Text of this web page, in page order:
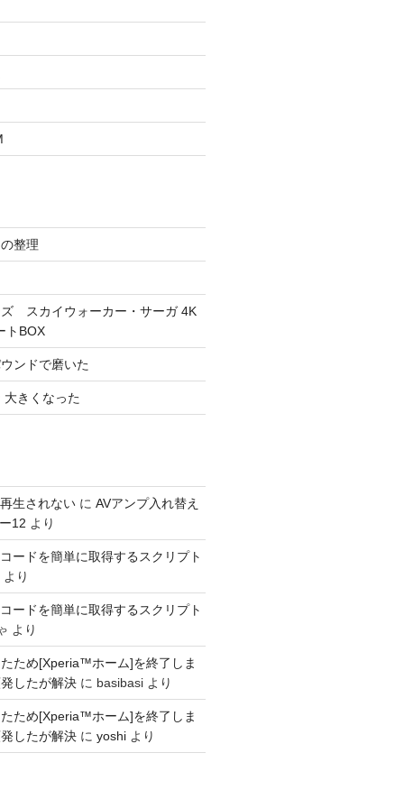
整理
ズ スカイウォーカー・サーガ 4K
トBOX
ンドで磨いた
大きくなった
生されないに AVアンプ入れ替え
12 より
ードを簡単に取得するスクリプト
より
ードを簡単に取得するスクリプト
より
たため[Xperia™ホーム]を終了しま
したが解決に basibasiより
たため[Xperia™ホーム]を終了しま
したが解決に yoshiより